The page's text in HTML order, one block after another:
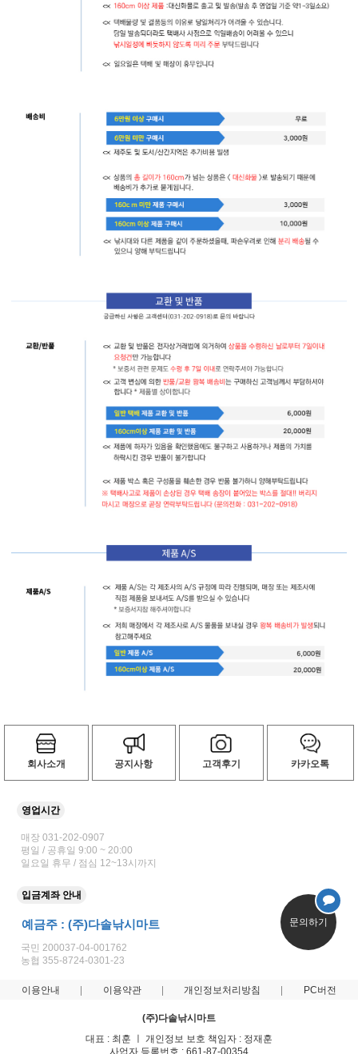
회사소개 공지사항 고객후기 카카오톡
영업시간
매장 031-202-0907
평일 / 공휴일 9:00 ~ 20:00
일요일 휴무 / 점심 12~13시까지
입금계좌 안내
예금주 : (주)다솔낚시마트
국민 200037-04-001762
농협 355-8724-0301-23
문의하기
이용안내 이용약관 개인정보처리방침 PC버전
(주)다솔낚시마트
대표 : 최훈 ㅣ 개인정보 보호 책임자 : 정재훈
사업자 등록번호 : 661-87-00354